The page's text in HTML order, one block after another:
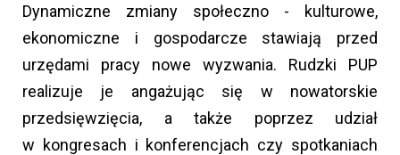
Dynamiczne zmiany społeczno - kulturowe,
ekonomiczne i gospodarcze stawiają przed
urzędami pracy nowe wyzwania. Rudzki PUP
realizuje je angażując się w nowatorskie
przedsięwzięcia, a także poprzez udział
w kongresach i konferencjach czy spotkaniach